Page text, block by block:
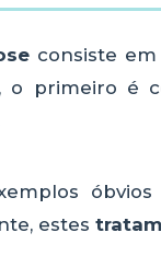
consiste
o primeiro é
estes